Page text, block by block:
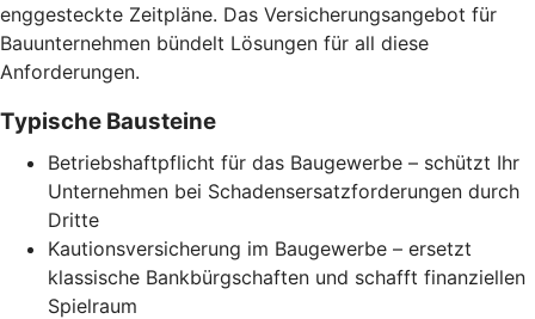
enggesteckte Zeitpläne. Das Versicherungsangebot für
Bauunternehmen bündelt Lösungen für all diese
Anforderungen.
Typische Bausteine
Betriebshaftpflicht für das Baugewerbe – schützt Ihr
Unternehmen bei Schadensersatzforderungen durch
Dritte
Kautionsversicherung im Baugewerbe – ersetzt
klassische Bankbürgschaften und schafft finanziellen
Spielraum